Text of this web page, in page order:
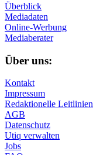
Überblick
Mediadaten
Online-Werbung
Mediaberater
Über uns:
Kontakt
Impressum
Redaktionelle Leitlinien
AGB
Datenschutz
Utiq verwalten
Jobs